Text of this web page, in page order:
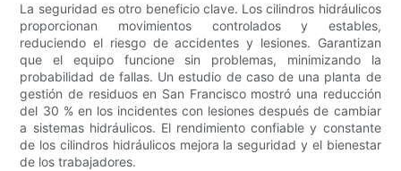
La seguridad es otro beneficio clave. Los cilindros hidráulicos
proporcionan movimientos controlados y estables,
reduciendo el riesgo de accidentes y lesiones. Garantizan
que el equipo funcione sin problemas, minimizando la
probabilidad de fallas. Un estudio de caso de una planta de
gestión de residuos en San Francisco mostró una reducción
del 30 % en los incidentes con lesiones después de cambiar
a sistemas hidráulicos. El rendimiento confiable y constante
de los cilindros hidráulicos mejora la seguridad y el bienestar
de los trabajadores.